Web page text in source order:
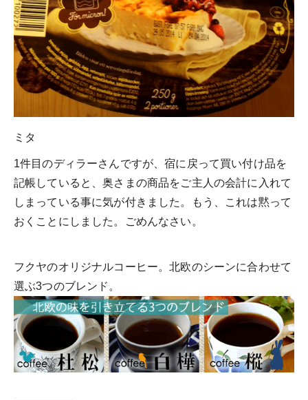
ミタ
1件目のディラーさんですが、宿に戻って買い付け品を
記帳していると、奥さまの商品をご主人の会計に入れて
しまっている事に気が付きました。もう、これは黙って
おくことにしました。ごめんなさい。
フクヤのオリジナルコーヒー。北欧のシーンに合わせて
選ぶ3つのブレンド。